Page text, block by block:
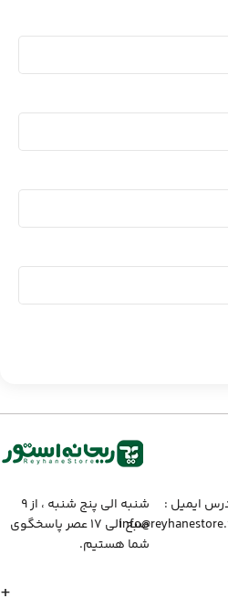
ایمیل :‌
شنبه الی پنج شنبه ، از ۹
صبح الی ۱۷ عصر پاسخگوی
شما هستیم.